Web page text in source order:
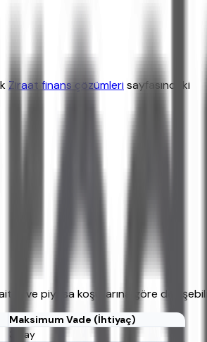
Ziraat finans çözümlerisayfasındaki
ve piyasa koşullarına göre değişebilir.
Maksimum Vade (İhtiyaç)
36 ay